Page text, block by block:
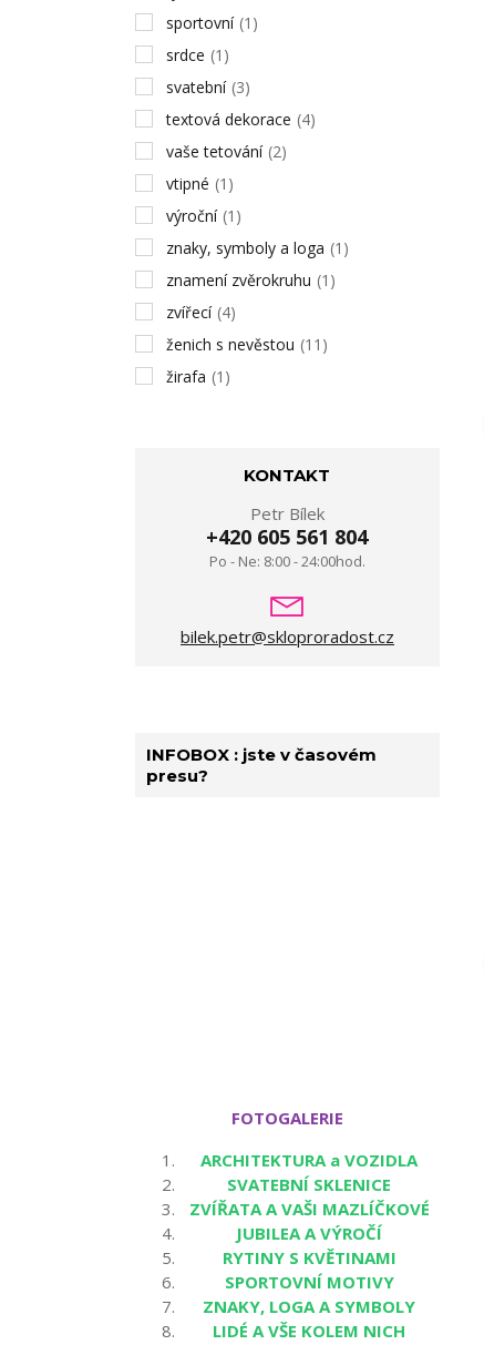
sportovní (1)
srdce (1)
svatební (3)
textová dekorace (4)
vaše tetování (2)
vtipné (1)
výroční (1)
znaky, symboly a loga (1)
znamení zvěrokruhu (1)
zvířecí (4)
ženich s nevěstou (11)
žirafa (1)
KONTAKT
Petr Bílek
+420 605 561 804
Po - Ne: 8:00 - 24:00hod.
bilek.petr@skloproradost.cz
INFOBOX : jste v časovém
presu?
FOTOGALERIE
ARCHITEKTURA a VOZIDLA
SVATEBNÍ SKLENICE
ZVÍŘATA A VAŠI MAZLÍČKOVÉ
JUBILEA A VÝROČÍ
RYTINY S KVĚTINAMI
SPORTOVNÍ MOTIVY
ZNAKY, LOGA A SYMBOLY
LIDÉ A VŠE KOLEM NICH